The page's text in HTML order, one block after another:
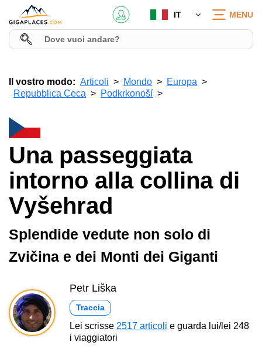
IT MENU
Il vostro modo: Articoli Mondo
Europa
Repubblica Ceca
Podkrkonoší
Una passeggiata
intorno alla collina di
Vyšehrad
Splendide vedute non solo di
Zvičina e dei Monti dei Giganti
Petr Liška
Traccia
Lei scrisse 2517 articoli e guarda lui/lei 248
i viaggiatori